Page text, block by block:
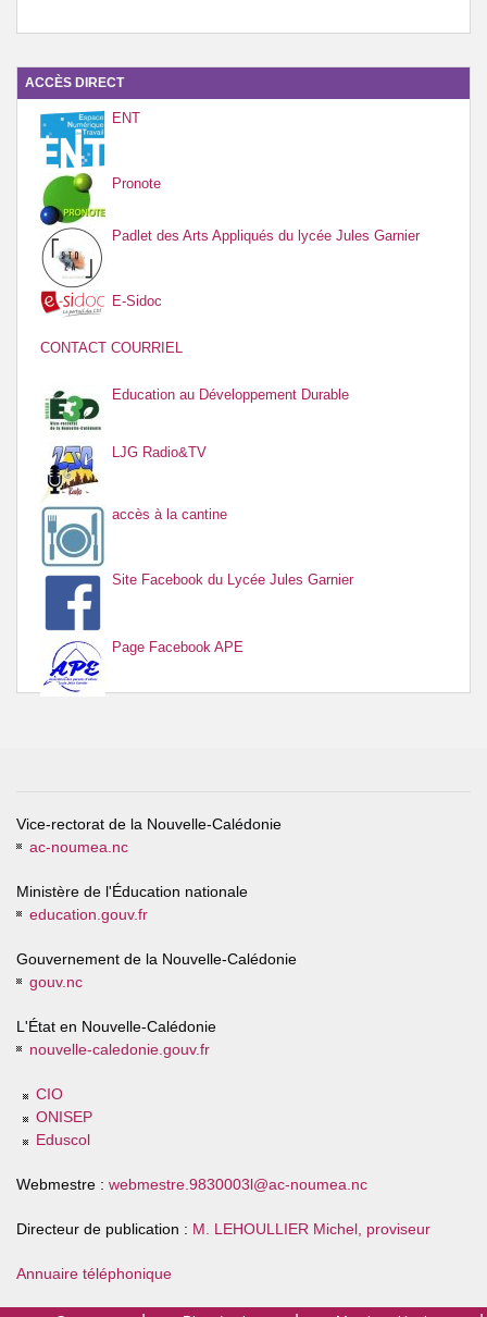
ACCÈS DIRECT
ENT
Pronote
Padlet des Arts Appliqués du lycée Jules Garnier
E-Sidoc
CONTACT COURRIEL
Education au Développement Durable
LJG Radio&TV
accès à la cantine
Site Facebook du Lycée Jules Garnier
Page Facebook APE
Vice-rectorat de la Nouvelle-Calédonie
ac-noumea.nc
Ministère de l'Éducation nationale
education.gouv.fr
Gouvernement de la Nouvelle-Calédonie
gouv.nc
L'État en Nouvelle-Calédonie
nouvelle-caledonie.gouv.fr
CIO
ONISEP
Eduscol
Webmestre : webmestre.9830003l@ac-noumea.nc
Directeur de publication : M. LEHOULLIER Michel, proviseur
Annuaire téléphonique